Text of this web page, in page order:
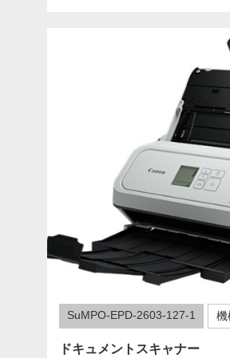
SuMPO-EPD-2603-127-1 機
ドキュメントスキャナー